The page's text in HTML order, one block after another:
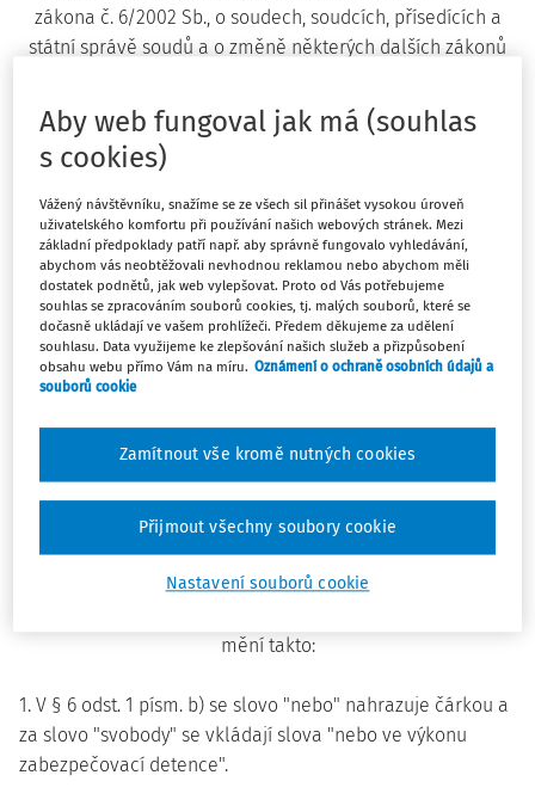
zákona č. 6/2002 Sb., o soudech, soudcích, přísedících a
státní správě soudů a o změně některých dalších zákonů
141/1961 Sb., o trestním řízení soudním (trestní řád), ve
znění zákona č. 539/2004 Sb., podle § 374 odst. 1 zákona č.
99/1963 Sb., občanský soudní řád, ve znění zákona č.
133/1982 Sb., zákona č. 263/1992 Sb., zákona č. 24/1993 Sb.,
zákona č. 238/1995 Sb., zákona č. 30/2000 Sb. a zákona č.
151/2002 Sb., a podle § 515 zákona č. 292/2013 Sb., o
zvláštních řízeních soudních:
Čl.I
krajské soudy, ve znění vyhlášky č. 584/1992 Sb., vyhlášky č.
194/1993 Sb., vyhlášky č. 246/1995 Sb., vyhlášky č. 278/1996
Sb., vyhlášky č. 234/1997 Sb., vyhlášky č. 482/2000 Sb.,
vyhlášky č. 104/2002 Sb., vyhlášky č. 268/2003 Sb., vyhlášky
č. 202/2007 Sb., vyhlášky č. 315/2007 Sb., vyhlášky č.
168/2009 Sb., vyhlášky č. 457/2009 Sb., vyhlášky č. 438/2011
mění takto:
1. V § 6 odst. 1 písm. b) se slovo "nebo" nahrazuje čárkou a
za slovo "svobody" se vkládají slova "nebo ve výkonu
zabezpečovací detence".
Aby web fungoval jak má (souhlas
s cookies)
Vážený návštěvníku, snažíme se ze všech sil přinášet vysokou úroveň
uživatelského komfortu při používání našich webových stránek. Mezi
základní předpoklady patří např. aby správně fungovalo vyhledávání,
abychom vás neobtěžovali nevhodnou reklamou nebo abychom měli
dostatek podnětů, jak web vylepšovat. Proto od Vás potřebujeme
souhlas se zpracováním souborů cookies, tj. malých souborů, které se
dočasně ukládají ve vašem prohlížeči. Předem děkujeme za udělení
souhlasu. Data využijeme ke zlepšování našich služeb a přizpůsobení
obsahu webu přímo Vám na míru. Oznámení o ochraně osobních údajů a
souborů cookie
Nastavení souborů cookie
Zamítnout vše kromě nutných cookies
Přijmout všechny soubory cookie